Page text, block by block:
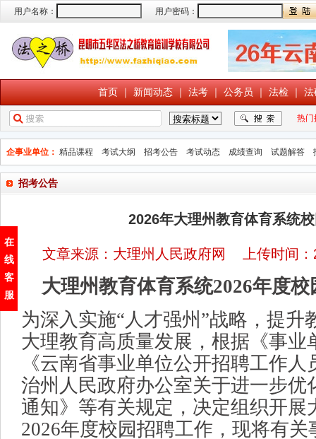
在
线
客
服
用户名称： 用户密码：
首页｜新闻动态｜法考｜公务员｜法检｜法
热
企事业单位： 精品课程 考试大纲 招考公告 考试动态 成绩查询 试题解答
招考公告
2026年大理州教育体育系统
文章来源：大理州人民政府网 上传时间
大理州教育体育系统2026年度
为深入实施“人才强州”战略，提升
大理教育高质量发展，根据《事业
《云南省事业单位公开招聘工作
治州人民政府办公室关于进一步优
通知》等有关规定，决定组织开展
2026年度校园招聘工作，现将有